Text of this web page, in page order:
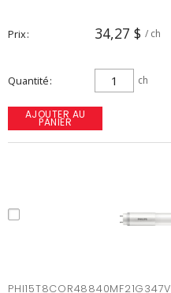
Prix 34,27 $ / ch
Quantité ch
AJOUTER AU
PANIER
PHI15T8COR48840MF21G347V